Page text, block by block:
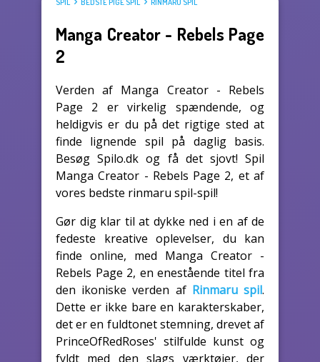
SPIL BEDSTE PIGE SPIL RINMARU SPIL
Manga Creator - Rebels Page
2
Verden af Manga Creator - Rebels
Page 2 er virkelig spændende, og
heldigvis er du på det rigtige sted at
finde lignende spil på daglig basis.
Besøg Spilo.dk og få det sjovt! Spil
Manga Creator - Rebels Page 2, et af
vores bedste rinmaru spil-spil!
Gør dig klar til at dykke ned i en af de
fedeste kreative oplevelser, du kan
finde online, med Manga Creator -
Rebels Page 2, en enestående titel fra
den ikoniske verden af Rinmaru spil.
Dette er ikke bare en karakterskaber,
det er en fuldtonet stemning, drevet af
PrinceOfRedRoses' stilfulde kunst og
fyldt med den slags værktøjer, der